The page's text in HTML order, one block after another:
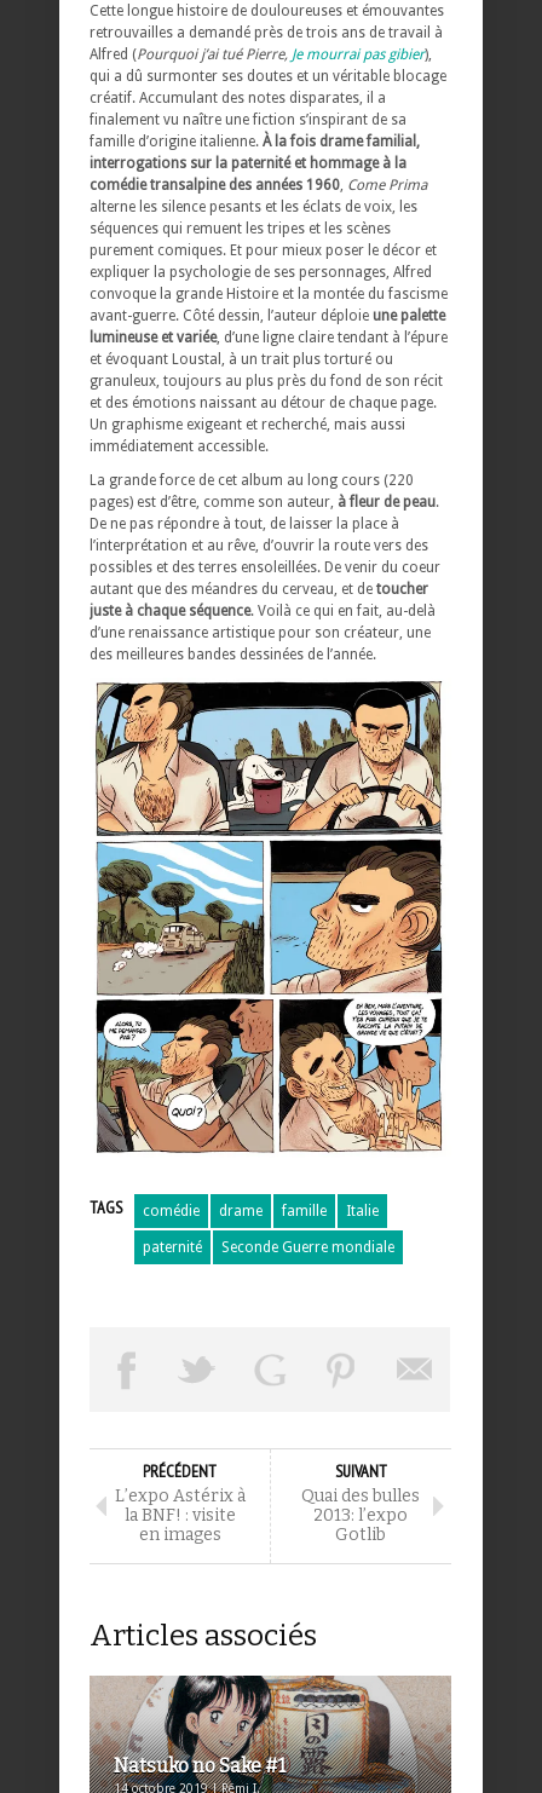
Cette longue histoire de douloureuses et émouvantes
retrouvailles a demandé près de trois ans de travail à
Alfred (Pourquoi j’ai tué Pierre, Je mourrai pas gibier),
qui a dû surmonter ses doutes et un véritable blocage
créatif. Accumulant des notes disparates, il a
finalement vu naître une fiction s’inspirant de sa
famille d’origine italienne. À la fois drame familial,
interrogations sur la paternité et hommage à la
comédie transalpine des années 1960 Come Prima
alterne les silence pesants et les éclats de voix, les
séquences qui remuent les tripes et les scènes
purement comiques. Et pour mieux poser le décor et
expliquer la psychologie de ses personnages, Alfred
convoque la grande Histoire et la montée du fascisme
avant-guerre. Côté dessin, l’auteur déploie une palette
lumineuse et variée, d’une ligne claire tendant à l’épure
et évoquant Loustal, à un trait plus torturé ou
granuleux, toujours au plus près du fond de son récit
et des émotions naissant au détour de chaque page.
Un graphisme exigeant et recherché, mais aussi
immédiatement accessible.
La grande force de cet album au long cours (220
pages) est d’être, comme son auteur, à fleur de peau.
De ne pas répondre à tout, de laisser la place à
l’interprétation et au rêve, d’ouvrir la route vers des
possibles et des terres ensoleillées. De venir du coeur
autant que des méandres du cerveau, et de toucher
juste à chaque séquence. Voilà ce qui en fait, au-delà
d’une renaissance artistique pour son créateur, une
des meilleures bandes dessinées de l’année.
TAGS comédie drame famille Italie
paternité Seconde Guerre mondiale
PRÉCÉDENT
L’expo Astérix à
la BNF! : visite
en images
SUIVANT
Quai des bulles
2013: l’expo
Gotlib
Articles associés
Natsuko no Sake #1
14 octobre 2019 | Rémi I.